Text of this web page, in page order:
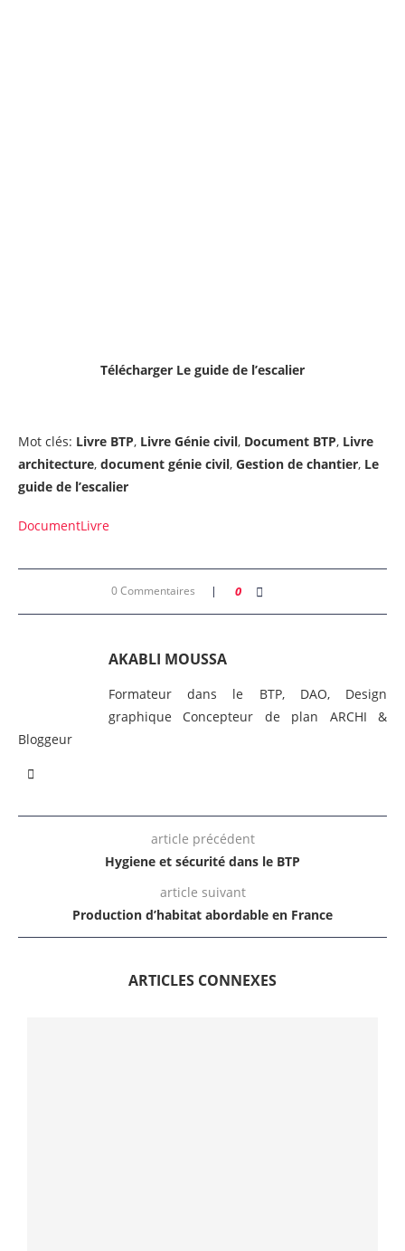
Télécharger Le guide de l’escalier
Mot clés: Livre BTP, Livre Génie civil, Document BTP, Livre
architecture, document génie civil, Gestion de chantier, Le
guide de l’escalier
DocumentLivre
0 Commentaires 0
AKABLI MOUSSA
Formateur dans le BTP, DAO, Design
graphique Concepteur de plan ARCHI &
Bloggeur
article précédent
Hygiene et sécurité dans le BTP
article suivant
Production d’habitat abordable en France
ARTICLES CONNEXES